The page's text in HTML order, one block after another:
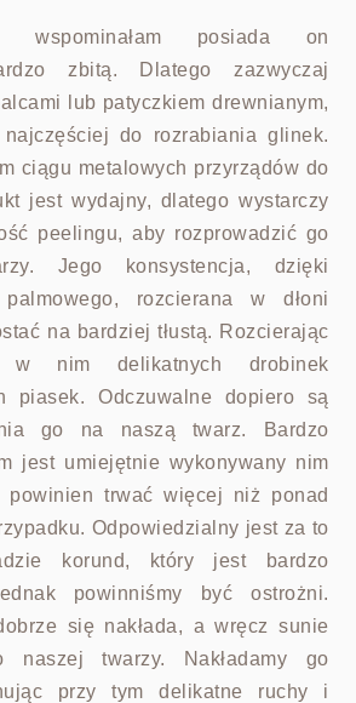
wspominałam posiada on
zbitą. Dlatego zazwyczaj
lub patyczkiem drewnianym,
najczęściej do rozrabiania glinek.
ciągu metalowych przyrządów do
jest wydajny, dlatego wystarczy
peelingu, aby rozprowadzić go
Jego konsystencja, dzięki
rozcierana w dłoni
na bardziej tłustą. Rozcierając
nim delikatnych drobinek
piasek. Odczuwalne dopiero są
go na naszą twarz. Bardzo
jest umiejętnie wykonywany nim
powinien trwać więcej niż ponad
Odpowiedzialny jest za to
korund, który jest bardzo
powinniśmy być ostrożni.
się nakłada, a wręcz sunie
naszej twarzy. Nakładamy go
przy tym delikatne ruchy i